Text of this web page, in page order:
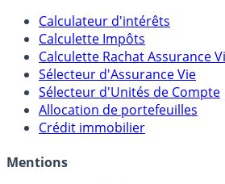
Outils
Calculateur d'intérêts
Calculette Impôts
Calculette Rachat Assurance Vie
Sélecteur d'Assurance Vie
Sélecteur d'Unités de Compte
Crédit immobilier